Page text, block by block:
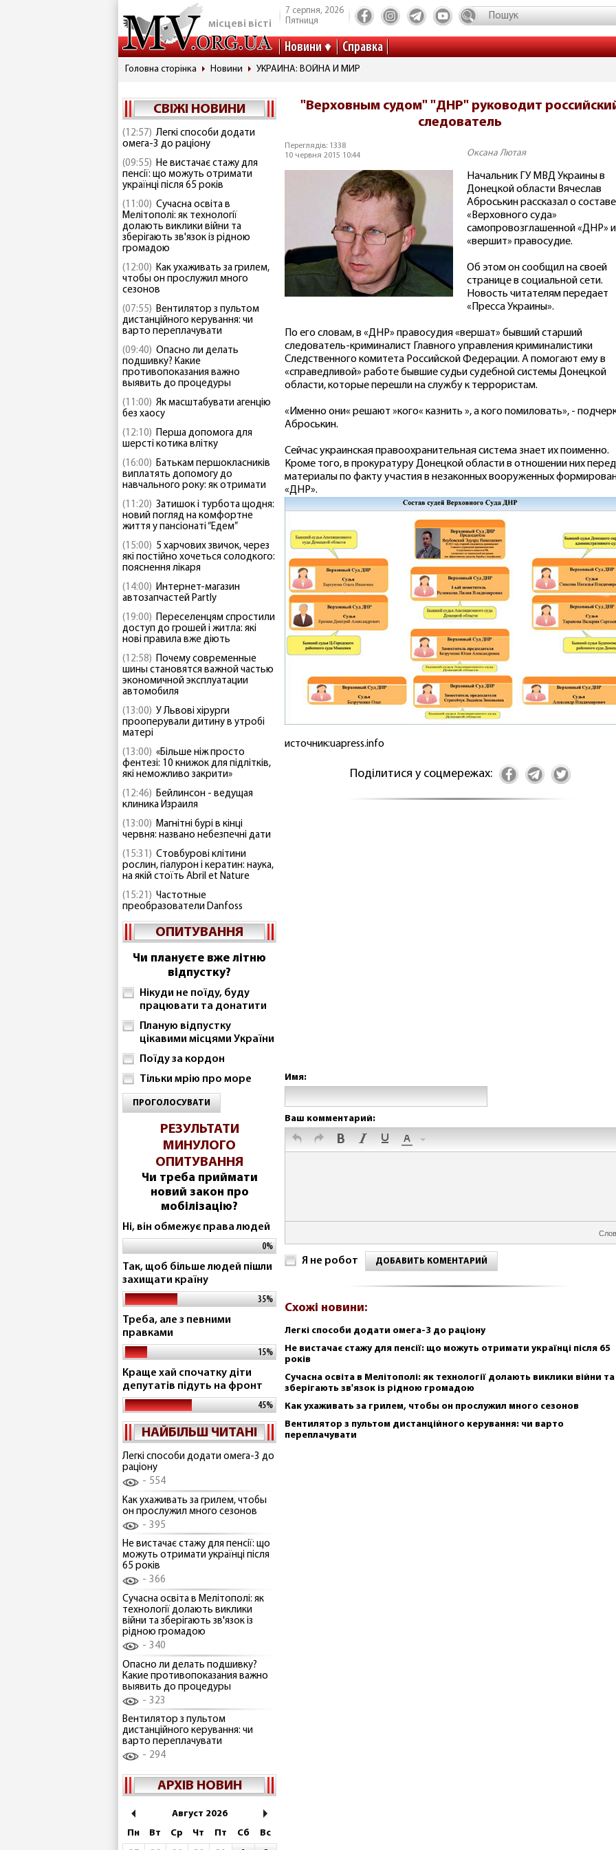
місцеві вісті
7 серпня, 2026
Пятниця
Новини Справка
Головна сторінка Новини УКРАИНА: ВОЙНА И МИР
СВІЖІ НОВИНИ
(12:57) Легкі способи додати
омега-3 до раціону
(09:55) Не вистачає стажу для
пенсії: що можуть отримати
українці після 65 років
(11:00) Сучасна освіта в
Мелітополі: як технології
долають виклики війни та
зберігають зв'язок із рідною
громадою
(12:00) Как ухаживать за грилем,
чтобы он прослужил много
сезонов
(07:55) Вентилятор з пультом
дистанційного керування: чи
варто переплачувати
(09:40) Опасно ли делать
подшивку? Какие
противопоказания важно
выявить до процедуры
(11:00) Як масштабувати агенцію
без хаосу
(12:10) Перша допомога для
шерсті котика влітку
(16:00) Батькам першокласників
виплатять допомогу до
навчального року: як отримати
(11:20) Затишок і турбота щодня:
новий погляд на комфортне
життя у пансіонаті “Едем”
(15:00) 5 харчових звичок, через
які постійно хочеться солодкого:
пояснення лікаря
(14:00) Интернет-магазин
автозапчастей Partly
(19:00) Переселенцям спростили
доступ до грошей і житла: які
нові правила вже діють
(12:58) Почему современные
шины становятся важной частью
экономичной эксплуатации
автомобиля
(13:00) У Львові хірурги
прооперували дитину в утробі
матері
(13:00) «Більше ніж просто
фентезі: 10 книжок для підлітків,
які неможливо закрити»
(12:46) Бейлинсон - ведущая
клиника Израиля
(13:00) Магнітні бурі в кінці
червня: названо небезпечні дати
(15:31) Стовбурові клітини
рослин, гіалурон і кератин: наука,
на якій стоїть Abril et Nature
(15:21) Частотные
преобразователи Danfoss
ОПИТУВАННЯ
Чи плануєте вже літню
відпустку?
Нікуди не поїду, буду
працювати та донатити
Планую відпустку
цікавими місцями України
Поїду за кордон
Тільки мрію про море
ПРОГОЛОСУВАТИ
РЕЗУЛЬТАТИ
МИНУЛОГО
ОПИТУВАННЯ
Чи треба приймати
новий закон про
мобілізацію?
Ні, він обмежує права людей
0%
Так, щоб більше людей пішли
захищати країну
35%
Треба, але з певними
правками
15%
Краще хай спочатку діти
депутатів підуть на фронт
45%
НАЙБІЛЬШ ЧИТАНІ
Легкі способи додати омега-3 до
раціону
554
Как ухаживать за грилем, чтобы
он прослужил много сезонов
395
Не вистачає стажу для пенсії: що
можуть отримати українці після
65 років
366
Сучасна освіта в Мелітополі: як
технології долають виклики
війни та зберігають зв'язок із
рідною громадою
340
Опасно ли делать подшивку?
Какие противопоказания важно
выявить до процедуры
323
Вентилятор з пультом
дистанційного керування: чи
варто переплачувати
294
АРХІВ НОВИН
Август 2026
Пн
Вт Ср Чт Пт Сб
Вс
"Верховным судом" "ДНР" руководит
следователь
Переглядів: 1338
10 червня 2015 10:44
Оксана Лютая
Начальник ГУ МВД Украины в
Донецкой области Вячеслав
Аброськин рассказал о составе
«Верховного суда»
самопровозглашенной «ДНР»
«вершит» правосудие.
Об этом он сообщил на своей
странице в социальной сети.
Новость читателям передает
«Пресса Украины».
По его словам, в «ДНР» правосудия «вершат» бывший старший
следователь-криминалист Главного управления криминалистики
Следственного комитета Российской Федерации. А помогают ему в
«справедливой» работе бывшие судьи судебной системы Донецкой
области, которые перешли на службу к террористам.
«Именно они« решают »кого« казнить », а кого помиловать», -
Аброськин.
Сейчас украинская правоохранительная система знает их поименно.
Кроме того, в прокуратуру Донецкой области в отношении них
материалы по факту участия в незаконных вооруженных
«ДНР».
источник:uapress.info
Поділитися у соцмережах:
Имя:
Ваш комментарий:
Я не робот ДОБАВИТЬ КОМЕНТАРИЙ
Схожі новини:
Легкі способи додати омега-3 до раціону
Не вистачає стажу для пенсії: що можуть отримати українці після 65
років
Сучасна освіта в Мелітополі: як технології долають виклики війни та
зберігають зв'язок із рідною громадою
Как ухаживать за грилем, чтобы он прослужил много сезонов
Вентилятор з пультом дистанційного керування: чи варто
переплачувати